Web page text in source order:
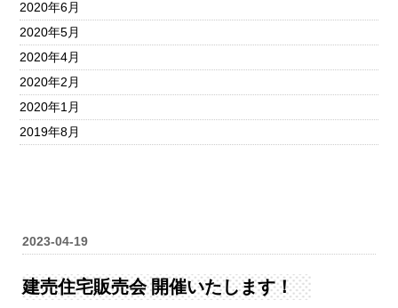
2023-04-19
建売住宅販売会 開催いたします！
2020年6月
2020年5月
2020年4月
2020年2月
2020年1月
2019年8月